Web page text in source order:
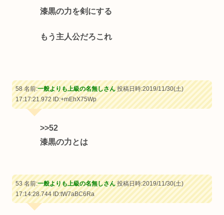
漆黒の力を剣にする
もう主人公だろこれ
58 名前:一般よりも上級の名無しさん投稿日時:2019/11/30(土)
17:17:21.972ID:+mEhX75Wp
>>52
漆黒の力とは
53 名前:一般よりも上級の名無しさん投稿日時:2019/11/30(土)
17:14:28.744ID:tW7aBC6Ra